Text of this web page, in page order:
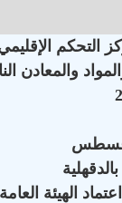
التحكم
والمعادن
الهيئة العامة